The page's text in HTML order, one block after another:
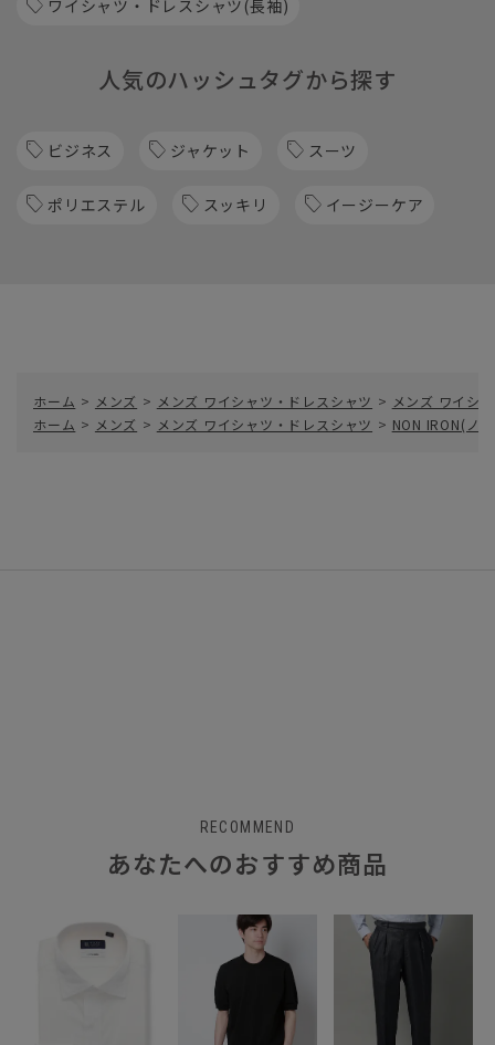
ワイシャツ・ドレスシャツ(長袖)
人気のハッシュタグから探す
ビジネス ジャケット スーツ
ポリエステル スッキリ イージーケア
ホーム > メンズ > メンズ ワイシャツ・ドレスシャツ > メンズ ワイシ
ホーム > メンズ > メンズ ワイシャツ・ドレスシャツ > NON IRON(ノ
RECOMMEND
あなたへのおすすめ商品